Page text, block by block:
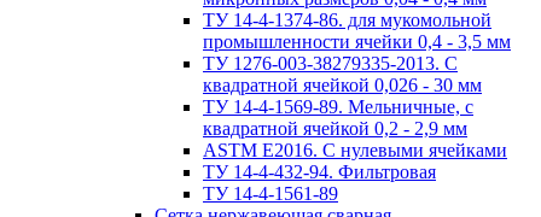
ТУ 14-4-1374-86. для мукомольной
промышленности ячейки 0,4 - 3,5 мм
ТУ 1276-003-38279335-2013. С
квадратной ячейкой 0,026 - 30 мм
ТУ 14-4-1569-89. Мельничные, с
квадратной ячейкой 0,2 - 2,9 мм
ASTM E2016. С нулевыми ячейками
ТУ 14-4-432-94. Фильтровая
ТУ 14-4-1561-89